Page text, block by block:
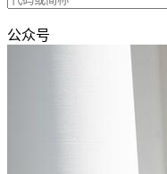
公众号